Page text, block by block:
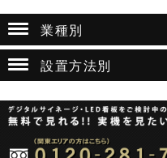
業種別
設置方法別